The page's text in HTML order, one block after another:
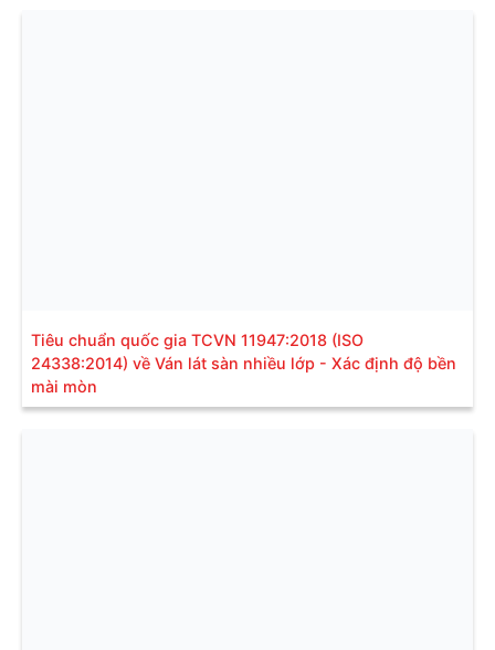
Tiêu chuẩn quốc gia TCVN 11947:2018 (ISO
24338:2014) về Ván lát sàn nhiều lớp - Xác định độ bền
mài mòn